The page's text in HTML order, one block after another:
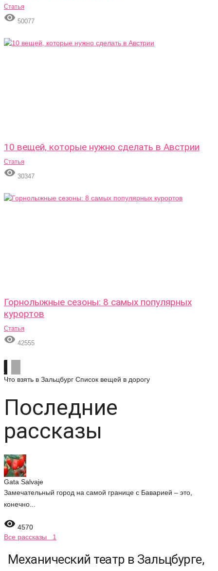
Статья
 50077
10 вещей, которые нужно сделать в Австрии
Статья
 30347
Горнолыжные сезоны: 8 самых популярных
курортов
Статья
 42555
Что взять в Зальцбург Список вещей в дорогу
Последние
рассказы
Gata Salvaje
Замечательный город на самой границе с Баварией – это,
конечно...
 4570
Все рассказы 1
Механический театр в Зальцбурге,